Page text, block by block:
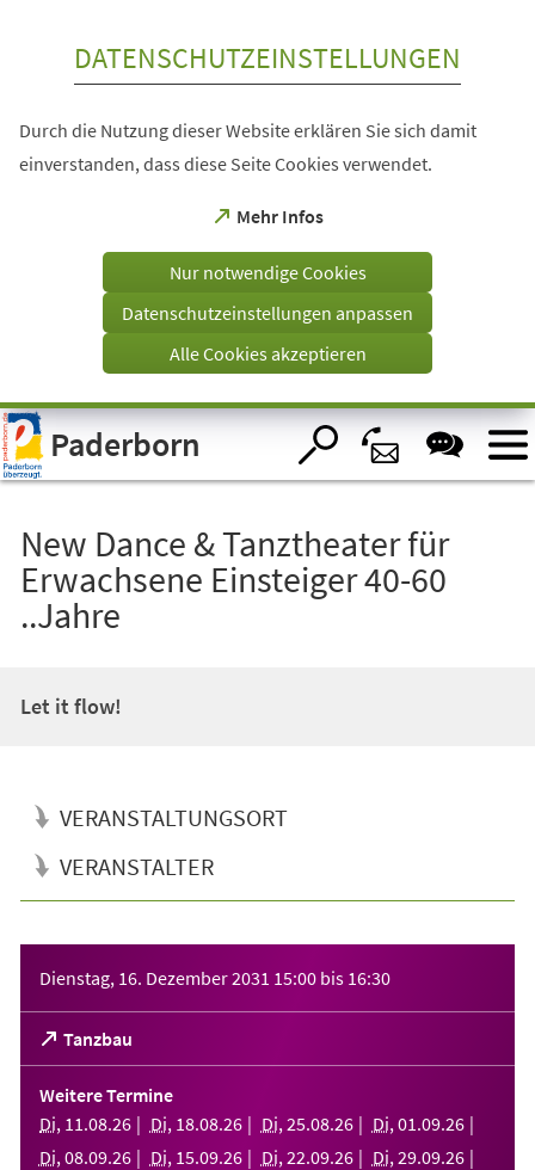
Visuelle
Assistenzsoftware
öffnen.
DATENSCHUTZEINSTELLUNGEN
Durch die Nutzung dieser Website erklären Sie sich damit
einverstanden, dass diese Seite Cookies verwendet.
Mehr Infos
(Öffnet
einem
Tab)
Nur notwendige Cookies
Datenschutzeinstellungen anpassen
Alle Cookies akzeptieren
Paderborn
New Dance & Tanztheater für
Erwachsene Einsteiger 40-60
..Jahre
Let it flow!
VERANSTALTUNGSORT
VERANSTALTER
Dienstag, 16. Dezember 2031 15:00 bis 16:30
Tanzbau
(Öffnet
in
einem
neuen
Tab)
Weitere Termine
Di, 11 .08.26 Di, 18.08.26 Di, 25.08.26 Di, 01 .09.26
Di, 08.09.26 Di, 15.09.26 Di, 22.09.26 Di, 29.09.26